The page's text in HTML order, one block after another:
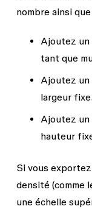
nombre ainsi
Ajoutez un
tant que
Ajoutez un
largeur
Ajoutez un
hauteur
Si vous
densité (comme
une échelle